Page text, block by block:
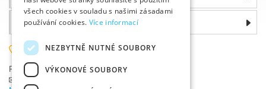
Proč si zvolit právě nás
585 051 217
Plzeňská 868, 783 91 Uničov, Česká republika
Položit dotaz
GERMAN
všech cookies v souladu s našimi zásadami
používání cookies. Více informací
NEZBYTNĚ NUTNÉ SOUBORY
VÝKONOVÉ SOUBORY